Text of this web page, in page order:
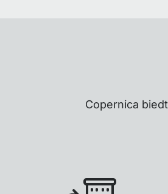
Copernica